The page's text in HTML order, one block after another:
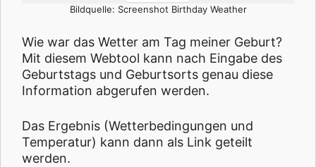
Bildquelle: Screenshot Birthday Weather
Wie war das Wetter am Tag meiner Geburt?
Mit diesem Webtool kann nach Eingabe des
Geburtstags und Geburtsorts genau diese
Information abgerufen werden.
Das Ergebnis (Wetterbedingungen und
Temperatur) kann dann als Link geteilt
werden.